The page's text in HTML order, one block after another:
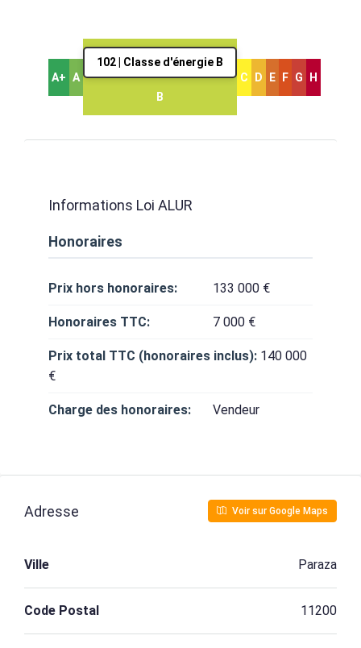
A+ A
102 | Classe d'énergie B
B
C D E F G H
Informations Loi ALUR
Honoraires
Prix hors honoraires: 133 000 €
Honoraires TTC: 7 000 €
Prix total TTC (honoraires inclus): 140 000
€
Charge des honoraires: Vendeur
Adresse Voir sur Google Maps
Ville Paraza
Code Postal 11200